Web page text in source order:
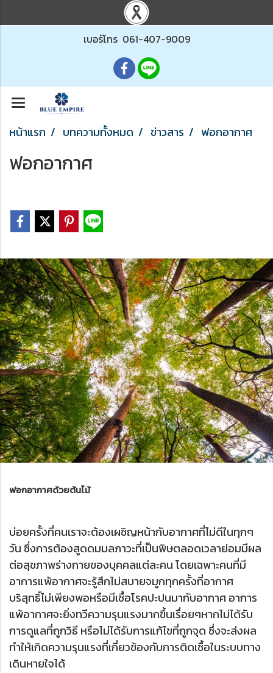
เบอร์โทร 061-407-9009
หน้าแรก บทความทั้งหมด ข่าวสาร ฟอกอากาศ
ฟอกอากาศ
ฟอกอากาศด้วยต้นไม้
บ่อยครั้งที่คนเราจะต้องเผชิญหน้ากับอากาศที่ไม่ดีในทุกๆ
วัน ซึ่งการต้องสูดดมมลภาวะที่เป็นพิษตลอดเวลาย่อมมีผล
ต่อสุขภาพร่างกายของบุคคลแต่ละคน โดยเฉพาะคนที่มี
อาการแพ้อากาศจะรู้สึกไม่สบายจมูกทุกครั้งที่อากาศ
บริสุทธิ์ไม่เพียงพอหรือมีเชื้อโรคปะปนมากับอากาศ อาการ
แพ้อากาศจะยิ่งทวีความรุนแรงมากขึ้นเรื่อยๆหากไม่ได้รับ
การดูแลที่ถูกวิธี หรือไม่ได้รับการแก้ไขที่ถูกจุด ซึ่งจะส่งผล
ทำให้เกิดความรุนแรงที่เกี่ยวข้องกับการติดเชื้อในระบบทาง
เดินหายใจได้